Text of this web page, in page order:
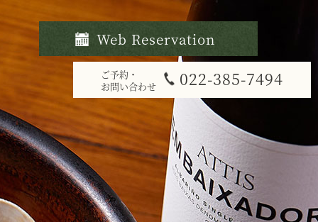
Web Reservation
ご予約・
お問い合わせ
022-385-7494